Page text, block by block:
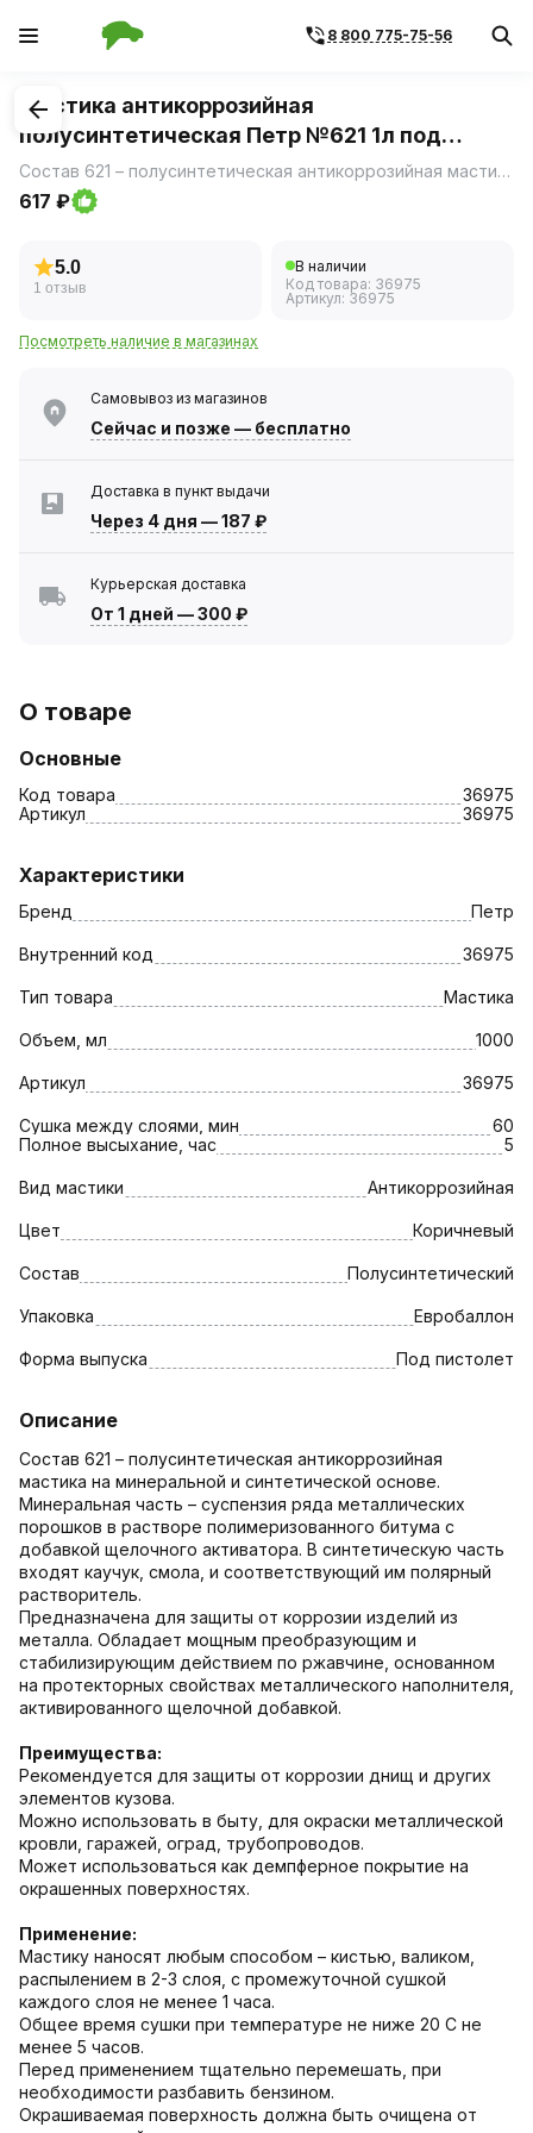
8 800 775-75-56
1/1
Мастика антикоррозийная
полусинтетическая Петр №621 1л под
пистолет
Состав 621 – полусинтетическая антикоррозийная мастика на минеральной и синтетической основе.
617 ₽
5.0
1 отзыв
В наличии
Код товара: 36975
Артикул: 36975
Посмотреть наличие в магазинах
Самовывоз из магазинов
Сейчас и позже — бесплатно
Доставка в пункт выдачи
Через 4 дня —187 ₽
Курьерская доставка
От 1 дней —300 ₽
О товаре
Основные
Код товара
36975
Артикул
36975
Характеристики
Бренд Петр
Внутренний код 36975
Тип товара Мастика
Объем, мл 1000
Артикул 36975
Сушка между слоями, мин
60
Полное высыхание, час
5
Вид мастики Антикоррозийная
Цвет Коричневый
Состав Полусинтетический
Упаковка Евробаллон
Форма выпуска Под пистолет
Описание
Состав 621 – полусинтетическая антикоррозийная
мастика на минеральной и синтетической основе.
Минеральная часть – суспензия ряда металлических
порошков в растворе полимеризованного битума с
добавкой щелочного активатора. В синтетическую часть
входят каучук, смола, и соответствующий им полярный
растворитель.
Предназначена для защиты от коррозии изделий из
металла. Обладает мощным преобразующим и
стабилизирующим действием по ржавчине, основанном
на протекторных свойствах металлического наполнителя,
активированного щелочной добавкой.
Преимущества:
Рекомендуется для защиты от коррозии днищ и других
элементов кузова.
Можно использовать в быту, для окраски металлической
кровли, гаражей, оград, трубопроводов.
Может использоваться как демпферное покрытие на
окрашенных поверхностях.
Применение:
Мастику наносят любым способом – кистью, валиком,
распылением в 2-3 слоя, с промежуточной сушкой
каждого слоя не менее 1 часа.
Общее время сушки при температуре не ниже 20 С не
менее 5 часов.
Перед применением тщательно перемешать, при
необходимости разбавить бензином.
Окрашиваемая поверхность должна быть очищена от